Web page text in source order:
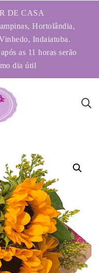
DE CASA
Hortolândia,
Indaiatuba.
as 11 horas serão
dia útil